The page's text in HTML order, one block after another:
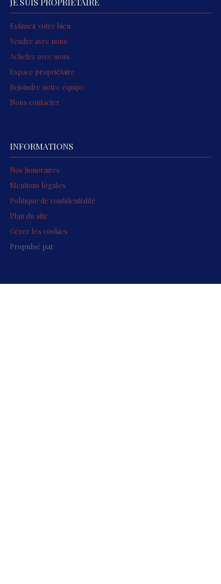
Estimez votre bien
Vendre avec nous
Acheter avec nous
Espace propriétaire
Rejoindre notre équipe
Nous contacter
INFORMATIONS
Nos honoraires
Mentions légales
Politique de confidentialité
Plan du site
Gérer les cookies
Propulsé par